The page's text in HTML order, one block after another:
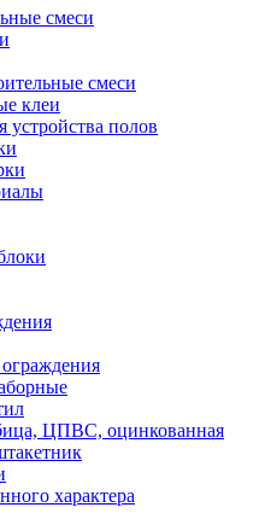
смеси
смеси
клеи
устройства полов
ЦПВС, оцинкованная
характера